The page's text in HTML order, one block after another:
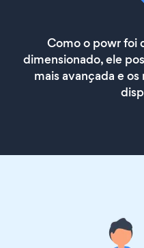
Como o powr foi
dimensionado, ele
mais avançada e